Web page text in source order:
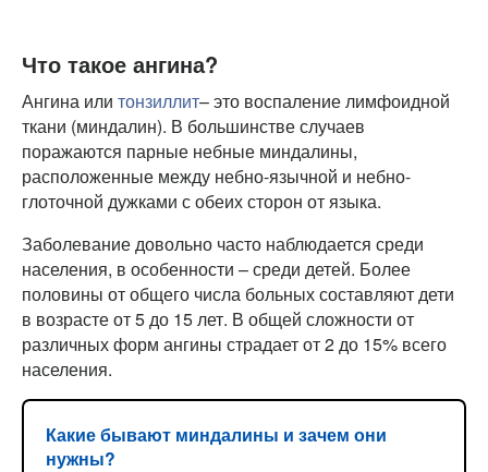
Что такое ангина?
Ангина или тонзиллит– это воспаление лимфоидной
ткани (миндалин). В большинстве случаев
поражаются парные небные миндалины,
расположенные между небно-язычной и небно-
глоточной дужками с обеих сторон от языка.
Заболевание довольно часто наблюдается среди
населения, в особенности – среди детей. Более
половины от общего числа больных составляют дети
в возрасте от 5 до 15 лет. В общей сложности от
различных форм ангины страдает от 2 до 15% всего
населения.
Какие бывают миндалины и зачем они
нужны?